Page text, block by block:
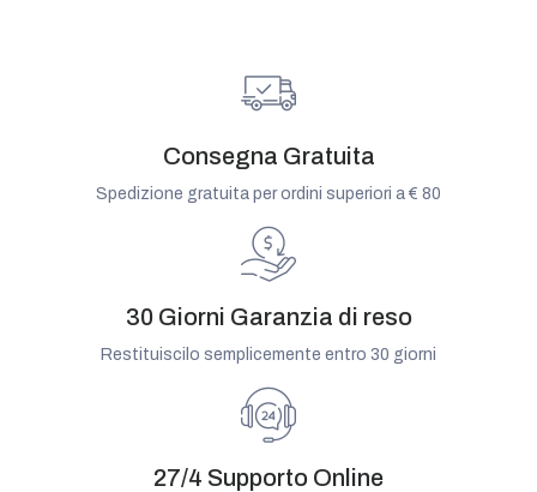
Consegna Gratuita
Spedizione gratuita per ordini superiori a € 80
30 Giorni Garanzia di reso
Restituiscilo semplicemente entro 30 giorni
27/4 Supporto Online